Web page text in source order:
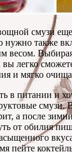
смузи
нужно также
весом.
легко
и мягко
в питании и
смузи.
а после
от обилия
пейте